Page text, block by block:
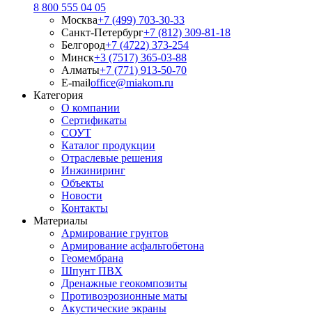
8 800 555 04 05
Москва+7 (499) 703-30-33
Санкт-Петербург+7 (812) 309-81-18
Белгород+7 (4722) 373-254
Минск+3 (7517) 365-03-88
Алматы+7 (771) 913-50-70
E-mailoffice@miakom.ru
Категория
О компании
Сертификаты
СОУТ
Каталог продукции
Отраслевые решения
Инжиниринг
Объекты
Новости
Контакты
Материалы
Армирование грунтов
Армирование асфальтобетона
Геомембрана
Шпунт ПВХ
Дренажные геокомпозиты
Противоэрозионные маты
Акустические экраны